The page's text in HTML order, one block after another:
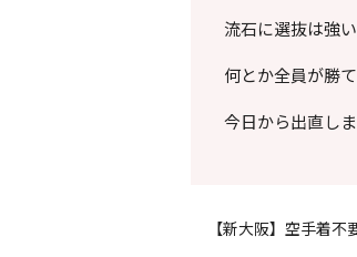
流石に選抜は強
何とか全員が勝
今日から出直し
【新大阪】空手着